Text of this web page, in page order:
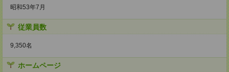
昭和53年7月
従業員数
9,350名
ホームページ